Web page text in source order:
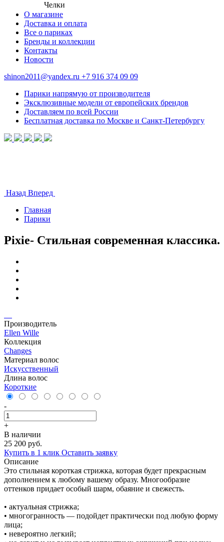
Челки
О магазине
Доставка и оплата
Все о париках
Бренды и коллекции
Контакты
Новости
shinon2011@yandex.ru +7 916 374 09 09
Парики напрямую от производителя
Эксклюзивные модели от европейских брендов
Доставляем по всей России
Бесплатная доставка по Москве и Санкт-Петербургу
Назад Вперед
Главная
Парики
Pixie- Стильная современная классика.
Производитель
Ellen Wille
Коллекция
Changes
Материал волос
Искусственный
Длина волос
Короткие
-
+
В наличии
25 200 руб.
Купить в 1 клик Оставить заявку
Описание
Это стильная короткая стрижка, которая будет прекрасным
дополнением к любому вашему образу. Многообразие
оттенков придает особый шарм, обаяние и свежесть.
• актуальная стрижка;
• многогранность — подойдет практически под любую форму
лица;
• невероятно легкий;